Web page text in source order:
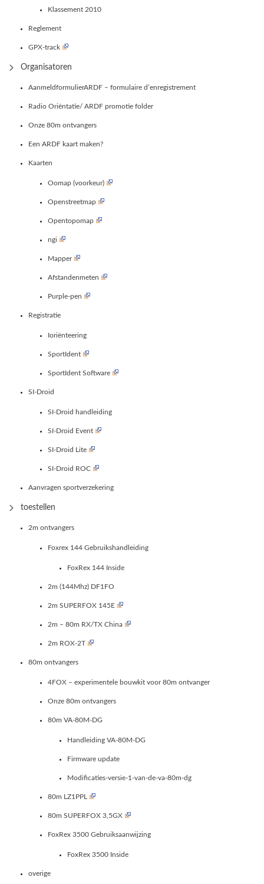
Klassement 2010
Reglement
GPX-track
Organisatoren
AanmeldformulierARDF – formulaire d’enregistrement
Radio Oriëntatie/ ARDF promotie folder
Onze 80m ontvangers
Een ARDF kaart maken?
Kaarten
Oomap (voorkeur)
Openstreetmap
Opentopomap
ngi
Mapper
Afstandenmeten
Purple-pen
Registratie
Ioriënteering
SportIdent
SportIdent Software
SI-Droid
SI-Droid handleiding
SI-Droid Event
SI-Droid Lite
SI-Droid ROC
Aanvragen sportverzekering
toestellen
2m ontvangers
Foxrex 144 Gebruikshandleiding
FoxRex 144 Inside
2m (144Mhz) DF1FO
2m SUPERFOX 145E
2m – 80m RX/TX China
2m ROX-2T
80m ontvangers
4FOX – experimentele bouwkit voor 80m ontvanger
Onze 80m ontvangers
80m VA-80M-DG
Handleiding VA-80M-DG
Firmware update
Modificaties-versie-1-van-de-va-80m-dg
80m LZ1PPL
80m SUPERFOX 3,5GX
FoxRex 3500 Gebruiksaanwijzing
FoxRex 3500 Inside
overige